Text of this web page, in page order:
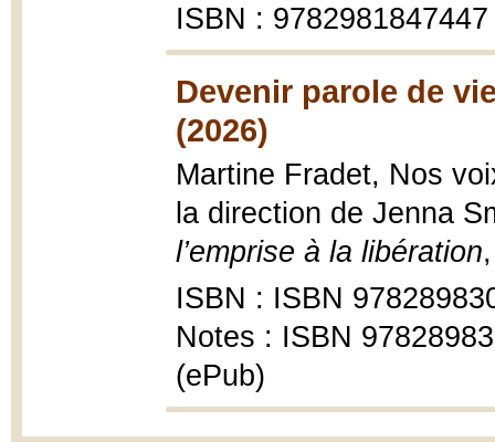
ISBN : 9782981847447
Devenir parole de
(2026)
Martine Fradet, Nos
la direction de Jenna
l’emprise à la libération
ISBN : ISBN
Notes : ISBN
(ePub)